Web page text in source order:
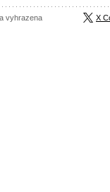
vyhrazena X